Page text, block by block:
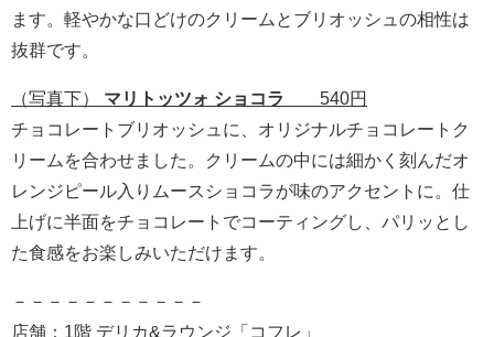
ます。軽やかな口どけのクリームとブリオッシュの相性は
抜群です。
（写真下） マリトッツォ ショコラ
540円
チョコレートブリオッシュに、オリジナルチョコレートク
リームを合わせました。クリームの中には細かく刻んだオ
レンジピール入りムースショコラが味のアクセントに。仕
上げに半面をチョコレートでコーティングし、パリッとし
た食感をお楽しみいただけます。
－－－－－－－－－－－
店舗：1階 デリカ&ラウンジ「コフレ」